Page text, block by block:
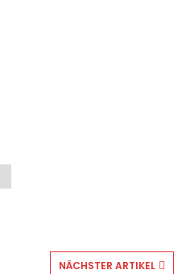
NÄCHSTER ARTIKEL